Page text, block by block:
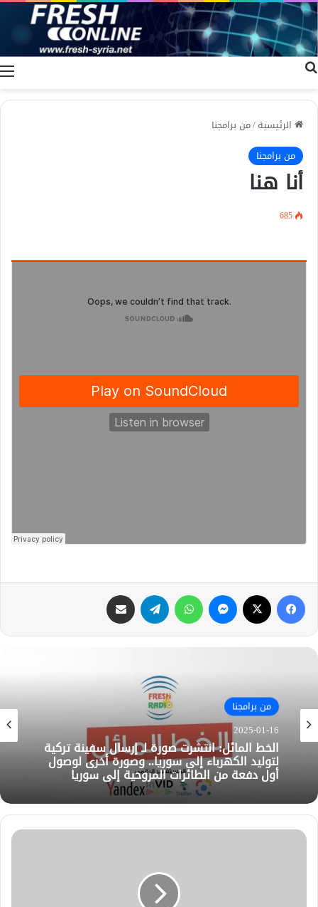
الرئيسية/من برامجنا
من برامجنا
أنا هنا
685
فيسبوك ماسنجر واتساب تيلقرام
من برامجنا
2025-01-16
الخط المائل: انتشرت صورة لـ إرسال سفينة تركية
لتوليد الكهرباء إلى سوريا.. وصورة أخرى لوصول
أول دفعة من الطائرات المروحية إلى سوريا